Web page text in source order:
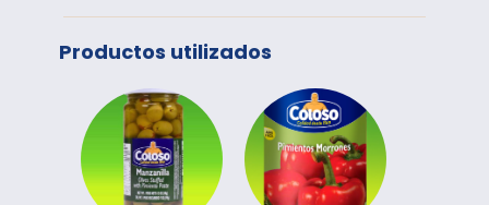
Productos utilizados